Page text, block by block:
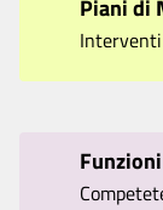
Piani di